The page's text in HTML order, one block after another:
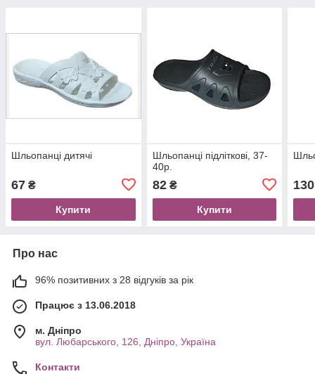
Шльопанці дитячі
67 ₴
Купити
Шльопанці підліткові, 37-
40р.
82₴
Купити
130
Про нас
96% позитивних з 28 відгуків за рік
Працює з 13.06.2018
м. Дніпро
вул. Любарського, 126, Дніпро, Україна
Контакти